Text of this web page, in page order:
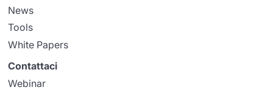
News
Tools
White Papers
Contattaci
Webinar